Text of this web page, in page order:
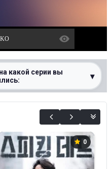
какой серии вы
▾
0%
0